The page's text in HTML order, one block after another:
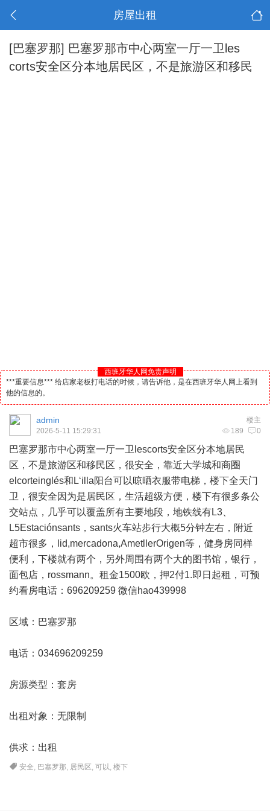
房屋出租
[巴塞罗那] 巴塞罗那市中心两室一厅一卫les
corts安全区分本地居民区，不是旅游区和移民
西班牙华人网免责声明
***重要信息*** 给店家老板打电话的时候，请告诉他，是在西班牙华人网上看到
他的信息的。
楼主
admin
189 0
2026-5-11 15:29:31
巴塞罗那市中心两室一厅一卫lescorts安全区分本地居民
区，不是旅游区和移民区，很安全，靠近大学城和商圈
elcorteinglés和L‘illa阳台可以晾晒衣服带电梯，楼下全天门
卫，很安全因为是居民区，生活超级方便，楼下有很多条公
交站点，几乎可以覆盖所有主要地段，地铁线有L3、
L5Estaciónsants，sants火车站步行大概5分钟左右，附近
超市很多，lid,mercadona,AmetllerOrigen等，健身房同样
便利，下楼就有两个，另外周围有两个大的图书馆，银行，
面包店，rossmann。租金1500欧，押2付1.即日起租，可预
约看房电话：696209259 微信hao439998
区域：巴塞罗那
电话：034696209259
房源类型：套房
出租对象：无限制
供求：出租
安全, 巴塞罗那, 居民区 ,可以,楼下